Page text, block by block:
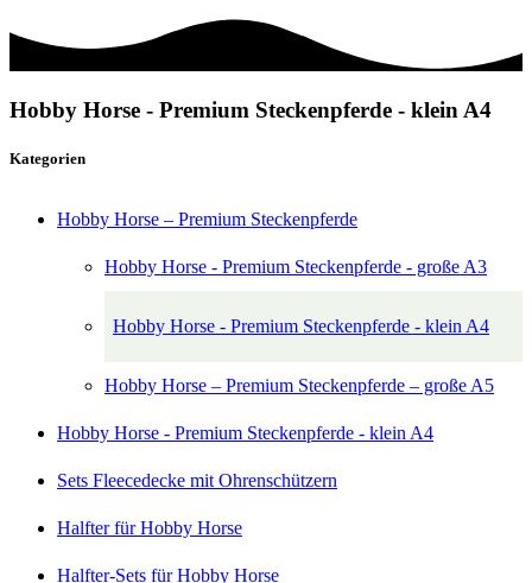
Hobby Horse - Premium Steckenpferde - klein A4
Kategorien
Hobby Horse – Premium Steckenpferde
Hobby Horse - Premium Steckenpferde - große A3
Hobby Horse - Premium Steckenpferde - klein A4
Hobby Horse – Premium Steckenpferde – große A5
Hobby Horse - Premium Steckenpferde - klein A4
Sets Fleecedecke mit Ohrenschützern
Halfter für Hobby Horse
Halfter-Sets für Hobby Horse